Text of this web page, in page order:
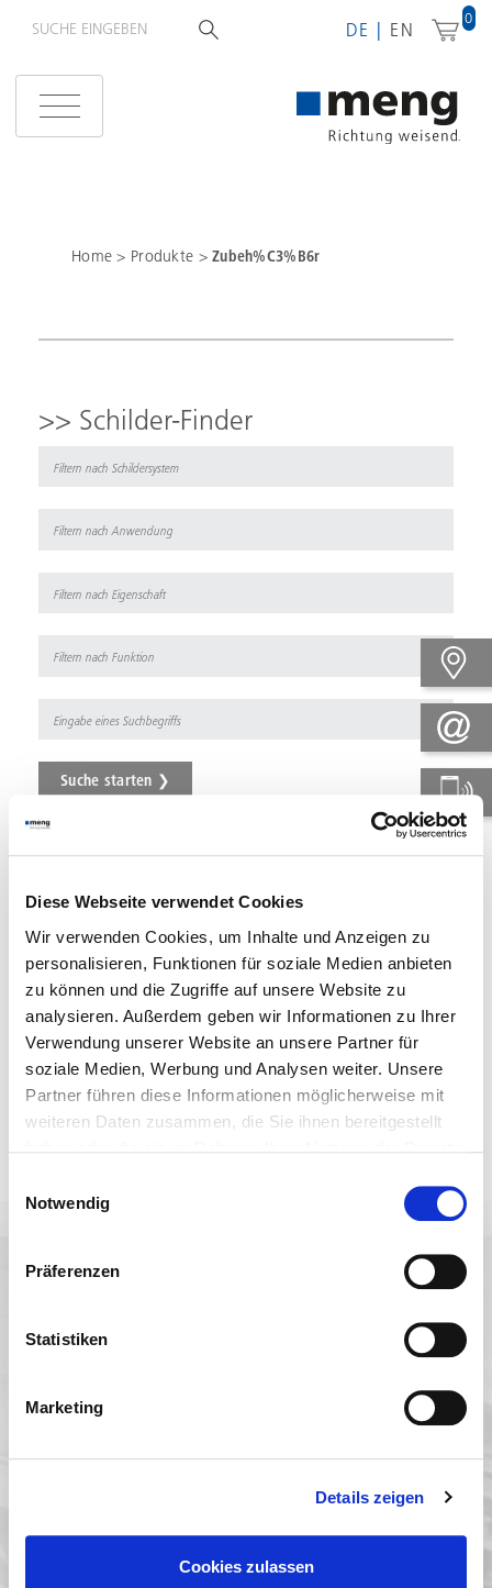
Diese Webseite verwendet Cookies
Wir verwenden Cookies, um Inhalte und Anzeigen zu
personalisieren, Funktionen für soziale Medien anbieten
zu können und die Zugriffe auf unsere Website zu
analysieren. Außerdem geben wir Informationen zu Ihrer
Verwendung unserer Website an unsere Partner für
soziale Medien, Werbung und Analysen weiter. Unsere
Partner führen diese Informationen möglicherweise mit
weiteren Daten zusammen, die Sie ihnen bereitgestellt
Notwendig
Präferenzen
Statistiken
Marketing
Details zeigen
Cookies zulassen
DE EN
0
Home > Produkte >Zubeh%C3%B6r
>> Schilder-Finder
Suche starten ❯
Kontakt
Haben Sie eine Musteranfrage oder benötigen Informationen?
Bitte kontaktieren Sie Ihren persönlichen Ansprechpartner
oder rufen Sie uns an +49 6782 9941-0.
Schilder-Finder
Schildersysteme
barrierefrei
beschriftet
digital
Parken